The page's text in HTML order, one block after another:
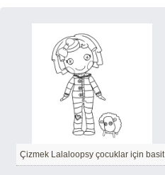
Çizmek Lalaloopsy çocuklar için basit